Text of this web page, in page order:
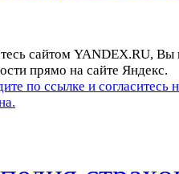
сайтом YANDEX.RU, Вы
прямо на сайте Яндекс.
по ссылке и согласитесь